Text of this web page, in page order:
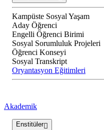
Kampüste Sosyal Yaşam
Aday Öğrenci
Engelli Öğrenci Birimi
Sosyal Sorumluluk Projeleri
Öğrenci Konseyi
Sosyal Transkript
Oryantasyon Eğitimleri
Akademik
Enstitüler